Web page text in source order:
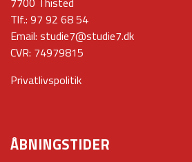
Tlf.: 97 92 68 54
Email: studie7@studie7.dk
CVR: 74979815
Privatlivspolitik
ÅBNINGSTIDER